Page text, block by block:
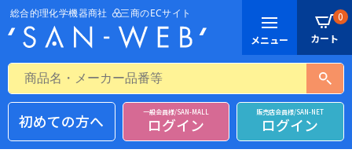
0
初めての方へ 一般会員様/SAN-MALL
ログイン
販売店会員様/SAN-NET
ログイン